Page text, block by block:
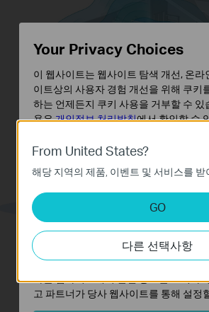
From United States?
해당 지역의 제품, 이벤트 및 서비스를 받
GO
다른 선택사항
Your Privacy Choices
이 웹사이트는 웹사이트 탐색 개선, 온라
이트상의 사용자 경험 개선을 위해 쿠키
하는 언제든지 쿠키 사용을 거부할 수 있
용은개인정보 처리방침에서 확인할 수
이 쿠키는 웹사이트가 작동하는 데 필요
스템에서 비활성화할 수 없습니다.
분석 및 마케팅 쿠키
분석 쿠키는 웹사이트의 기능을 개선하고
웹사이트에서의 사용자 활동을 분석하는
입니다.
마케팅 쿠키는 귀하의 관심사에 대한 프
다른 웹사이트에서 관련 광고를 표시하
고 파트너가 당사 웹사이트를 통해 설정